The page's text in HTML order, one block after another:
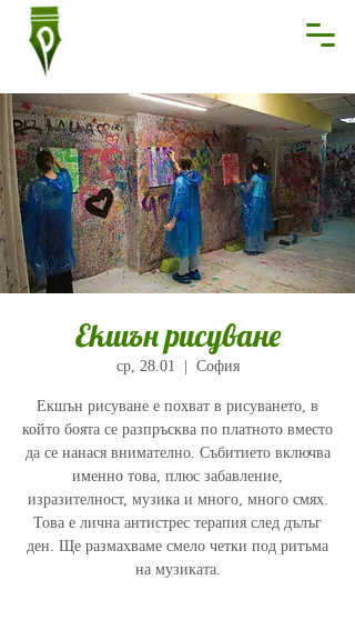
Екшън рисуване
ср, 28.01 София
Екшън рисуване е похват в рисуването, в
който боята се разпръсква по платното вместо
да се нанася внимателно. Събитието включва
именно това, плюс забавление,
изразителност, музика и много, много смях.
Това е лична антистрес терапия след дълъг
ден. Ще размахваме смело четки под ритъма
на музиката.